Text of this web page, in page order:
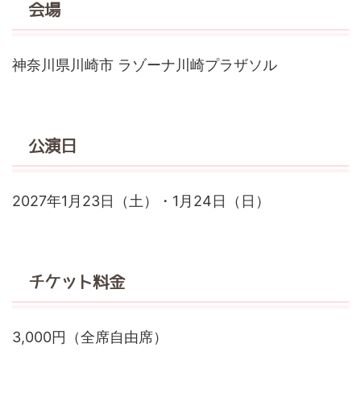
会場
神奈川県川崎市 ラゾーナ川崎プラザソル
公演日
2027年1月23日（土）・1月24日（日）
チケット料金
3,000円（全席自由席）